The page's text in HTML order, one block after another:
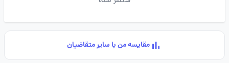
مقایسه من با سایر متقاضیان